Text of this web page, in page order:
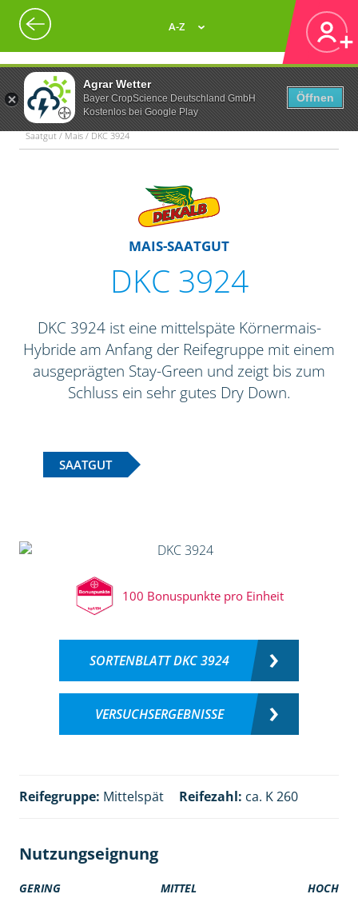
Agrar Wetter
Bayer CropScience Deutschland GmbH
Kostenlos bei Google Play
Öffnen
A-Z
Saatgut / Mais / DKC 3924
MAIS-SAATGUT
DKC 3924
DKC 3924 ist eine mittelspäte Körnermais-
Hybride am Anfang der Reifegruppe mit einem
ausgeprägten Stay-Green und zeigt bis zum
Schluss ein sehr gutes Dry Down.
SAATGUT
100 Bonuspunkte pro Einheit
SORTENBLATT DKC 3924
VERSUCHSERGEBNISSE
Reifegruppe: Mittelspät Reifezahl: ca. K 260
Nutzungseignung
GERING MITTEL HOCH